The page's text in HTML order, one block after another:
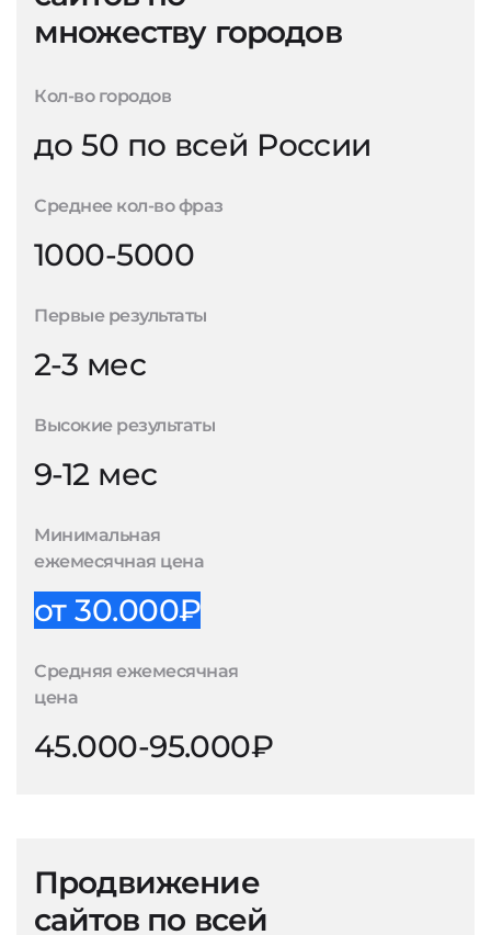
множеству городов
Кол-во городов
до 50 по всей России
Среднее кол-во фраз
1000-5000
Первые результаты
2-3 мес
Высокие результаты
9-12 мес
Минимальная
ежемесячная цена
от 30.000₽
Средняя ежемесячная
цена
45.000-95.000₽
Продвижение
сайтов по всей